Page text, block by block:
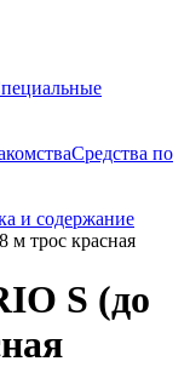
Средства по
и содержание
м трос красная
S (до